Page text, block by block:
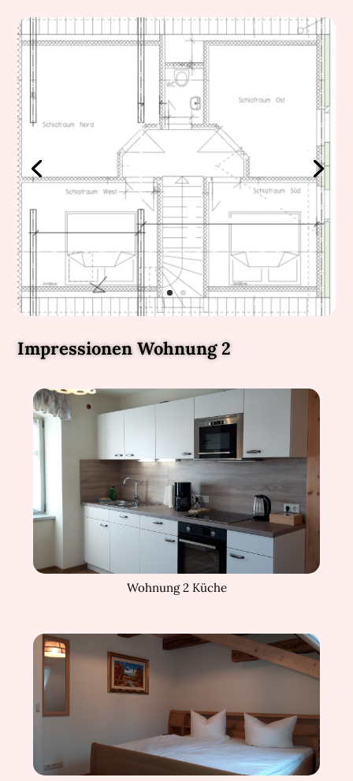
Impressionen Wohnung 2
Wohnung 2 Küche